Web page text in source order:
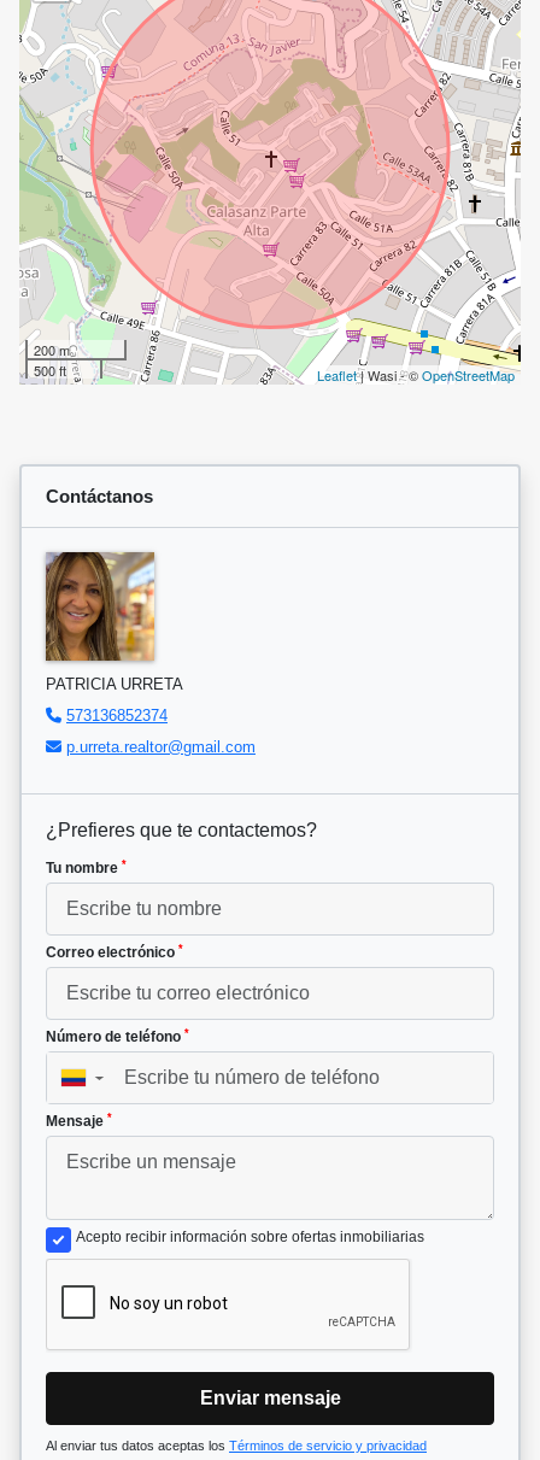
200 m
500 ft
Leaflet| Wasi - ©OpenStreetMap
Contáctanos
PATRICIA URRETA
573136852374
p.urreta.realtor@gmail.com
¿Prefieres que te contactemos?
Tu nombre *
Correo electrónico *
Número de teléfono *
▼
Mensaje *
Acepto recibir información sobre ofertas inmobiliarias
Enviar mensaje
Al enviar tus datos aceptas los Términos de servicio y privacidad